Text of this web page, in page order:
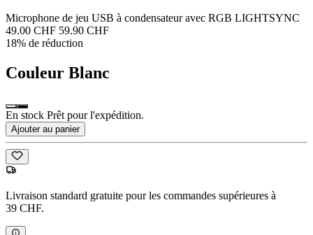
Microphone de jeu USB à condensateur avec RGB LIGHTSYNC
49.00 CHF 59.90 CHF
18% de réduction
Couleur Blanc
En stock Prêt pour l'expédition.
Ajouter au panier
Livraison standard gratuite pour les commandes supérieures à
39 CHF.